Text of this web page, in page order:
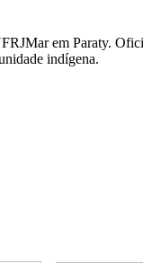
em Paraty.
indígena.